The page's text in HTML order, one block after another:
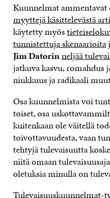
O
K
I
S
A
A
V
A
T
U
U
U
D
E
S
S
I
E
R
I
S
S
Ä
A
V
U
U
U
U
D
S
S
A
K
D
I
N
I
S
Ä
A
V
A
T
U
U
U
U
D
E
S
S
I
Kuunnelmat ammentavat
myyttejä käsittelevästä
käytetty myös
tunnistettuja skenaarioita
Jim Datorinneljää
jatkuva kasvu, romahdus
niukkuus ja radikaali
Osa kuunnelmista voi
toiset, osa
kuitenkaan ole väitellä
toivottavuudesta, vaan
tehtyjä tulevaisuutta
niitä omaan
oletuksia minulla on
Tulevaisuuskuunnelmat-